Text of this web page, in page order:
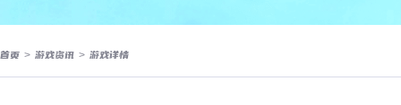
首页 > 游戏资讯 > 游戏详情